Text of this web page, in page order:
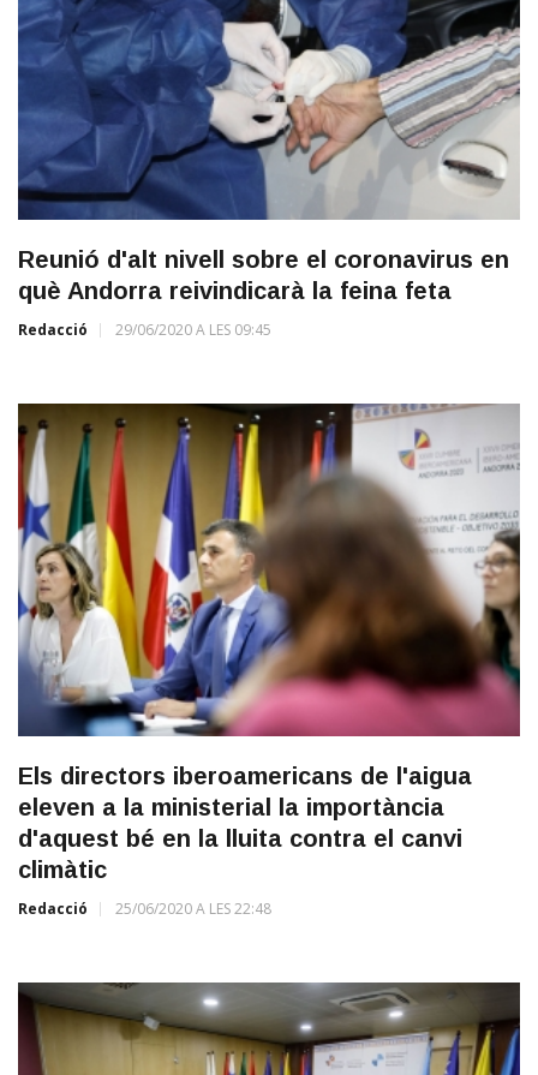
Reunió d'alt nivell sobre el coronavirus en
què Andorra reivindicarà la feina feta
Redacció 29/06/2020 A LES 09:45
Els directors iberoamericans de l'aigua
eleven a la ministerial la importància
d'aquest bé en la lluita contra el canvi
climàtic
Redacció 25/06/2020 A LES 22:48